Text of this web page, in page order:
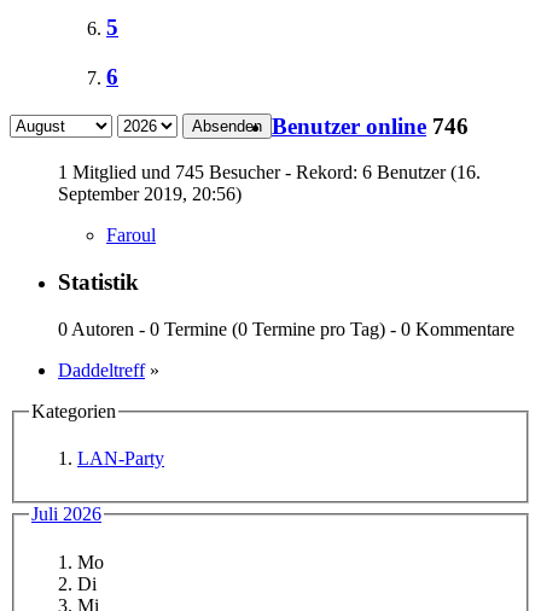
5
6
Absenden Benutzer online 746
1 Mitglied und 745 Besucher - Rekord: 6 Benutzer (16.
September 2019, 20:56)
Faroul
Statistik
0 Autoren - 0 Termine (0 Termine pro Tag) - 0 Kommentare
Daddeltreff »
Kategorien
LAN-Party
Juli 2026
Mo
Di
Mi